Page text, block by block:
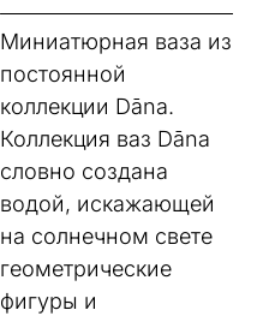
Миниатюрная ваза из
постоянной
коллекции Dāna.
Коллекция ваз Dāna
словно создана
водой, искажающей
на солнечном свете
геометрические
фигуры и